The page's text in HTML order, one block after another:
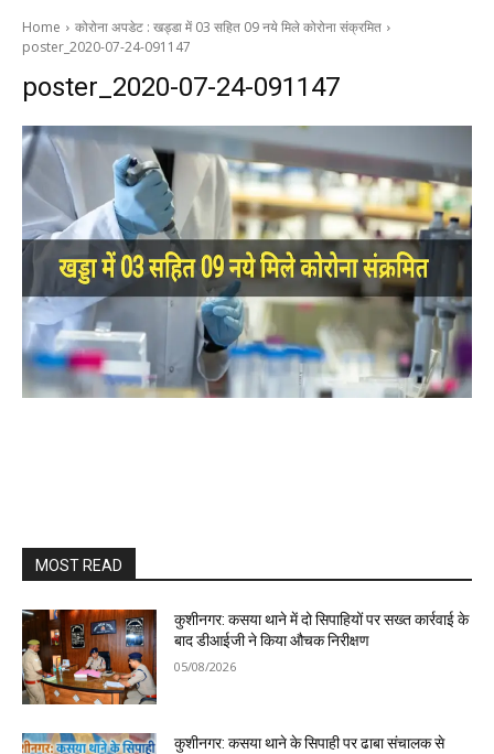
Home
कोरोना अपडेट : खड्डा में 03 सहित 09 नये मिले कोरोना संक्रमित
poster_2020-07-24-091147
poster_2020-07-24-091147
MOST READ
कुशीनगर: कसया थाने में दो सिपाहियों पर सख्त कार्रवाई के
बाद डीआईजी ने किया औचक निरीक्षण
05/08/2026
कुशीनगर: कसया थाने के सिपाही पर ढाबा संचालक से